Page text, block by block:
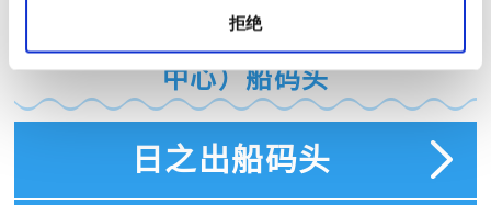
拒绝
以下各个码头可以乘船前往有明
（东京ＢＩＧ ＳＩＧＨＴ国际展示
中心）船码头
日之出船码头